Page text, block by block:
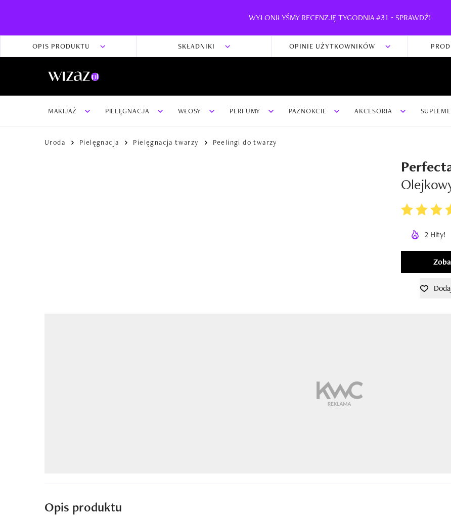
WYŁONIŁYŚMY RECENZJĘ TYGODNIA #31 - SPRAWDŹ!
OPIS PRODUKTU SKŁADNIKI OPINIE UŻYTKOWNIKÓW
MAKIJAŻ PIELĘGNACJA WŁOSY PERFUMY PAZNOKCIE AKCESORIA
Uroda Pielęgnacja Pielęgnacja twarzy Peelingi do twarzy
2 Hity!
Opis produktu